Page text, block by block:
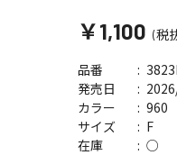
￥1,100 (税
品番
発売日
サイズ F
カラー 960
在庫 ○